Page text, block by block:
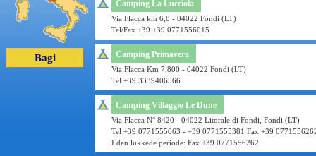
Bagi
Camping La Lucciola
Via Flacca km 6,8 - 04022 Fondi (LT)
Tel/Fax +39 +39.0771556015
Camping Primavera
Via Flacca Km 7,800 - 04022 Fondi (LT)
Tel +39 3339406566
Camping Villaggio Le Dune
Via Flacca N° 8420 - 04022 Litorale di Fondi, Fondi (LT)
Tel +39 0771555063 - +39 0771555381 Fax +39
I den lukkede periode: Fax +39 0771556262